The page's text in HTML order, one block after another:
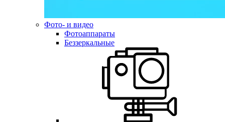
Фото- и видео
Фотоаппараты
Беззеркальные